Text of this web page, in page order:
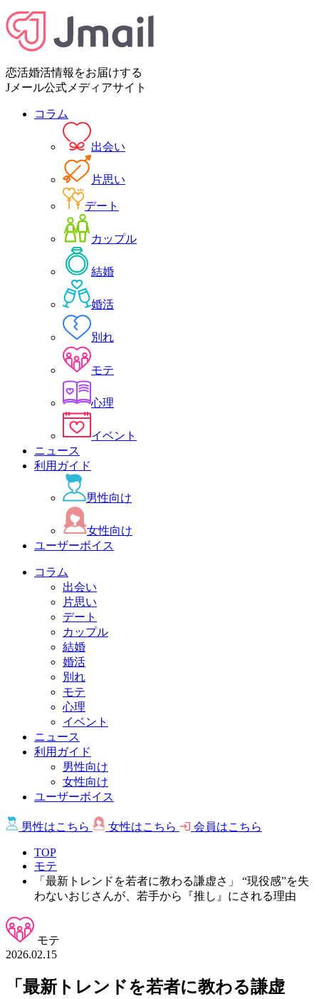
恋活婚活情報をお届けする
Jメール公式メディアサイト
コラム
出会い
片思い
デート
カップル
結婚
婚活
別れ
モテ
心理
イベント
ニュース
利用ガイド
男性向け
女性向け
ユーザーボイス
コラム
出会い
片思い
デート
カップル
結婚
婚活
別れ
モテ
心理
イベント
ニュース
利用ガイド
男性向け
女性向け
ユーザーボイス
男性はこちら 女性はこちら 会員はこちら
TOP
モテ
「最新トレンドを若者に教わる謙虚さ」 “現役感”を失
わないおじさんが、若手から『推し』にされる理由
モテ
2026.02.15
「最新トレンドを若者に教わる謙虚